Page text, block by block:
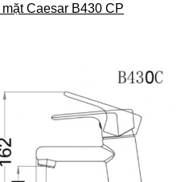
Caesar B430 CP